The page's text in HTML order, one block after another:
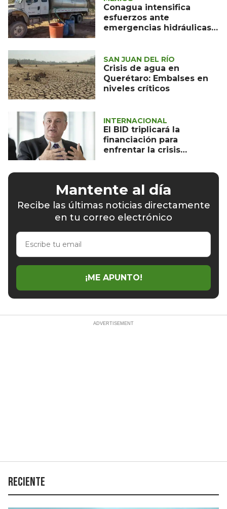
Conagua intensifica
esfuerzos ante
emergencias hidráulicas
SAN JUAN DEL RÍO
Crisis de agua en
Querétaro: Embalses en
niveles críticos
INTERNACIONAL
El BID triplicará la
financiación para
enfrentar la crisis
Mantente al día
Recibe las últimas noticias directamente
en tu correo electrónico
Escribe
email
¡ME APUNTO!
Reciente